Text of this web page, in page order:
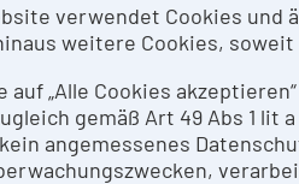
verwendet Cookies
weitere Cookies,
auf „Alle Cookies
gemäß Art 49 Abs 1 lit
angemessenes